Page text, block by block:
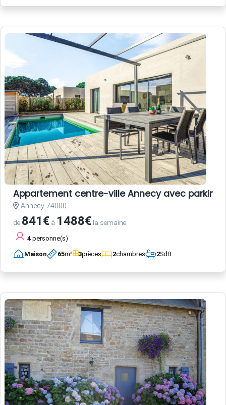
Appartement centre-ville Annecy avec parking
Annecy 74000
de 841€ à 1488€ la semaine
4 personne(s)
Maison 65m² 3pièces 2chambres 2SdB